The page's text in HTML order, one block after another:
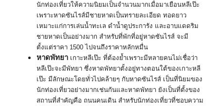
นักท่องเที่ยวให้ความนิยมเป็นจำนวนมากเมื่อมาเยือนหลีเป๊ะ
เพราะหาดซันไรส์มีชายหาดเป็นทรายละเอียด ทอดยาว
เหมาะแก่การเล่นน้ำทะเล ดำน้ำดูประการัง และอาบแดดริม
ชายหาดเป็นอย่างมาก สำหรับที่พักที่อยู่หาดซันไรส์ จะมี
ตั้งแต่ราคา 1500 ไปจนถึงราคาหลักหมื่น
หาดพัทยา เกาะหลีเป๊ะ ที่ต้องย้ำเพราะมีหลายคนไม่เชื่อว่า
หลีเป๊ะจะมีพัทยา ซึ่งหาดพัทยาตั้งอยู่ทางตอนใต้ของเกาะหลี
เป๊ะ มีลักษณะโดยทั่วไปคล้ายๆ กับหาดซันไรส์ เป็นที่นิยมของ
นักท่องเที่ยวอย่างมากเช่นกันและหาดพัทยา ยังเป็นที่ตั้งของ
สถานที่สำคัญคือ ถนนคนเดิน สำหรับนักท่องเที่ยวที่ชอบความ